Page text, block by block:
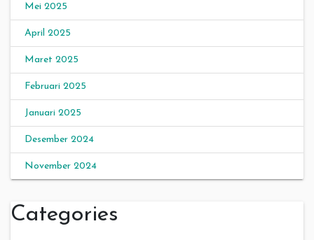
Mei 2025
April 2025
Maret 2025
Februari 2025
Januari 2025
Desember 2024
November 2024
Categories